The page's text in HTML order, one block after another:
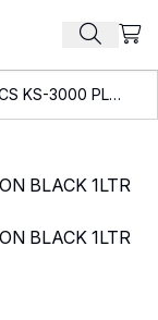
Zoek
CS KS-3000 PLUS STONE PROTECTION BLACK 1LTR